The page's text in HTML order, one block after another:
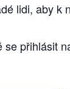
lidi, aby k
se přihlásit